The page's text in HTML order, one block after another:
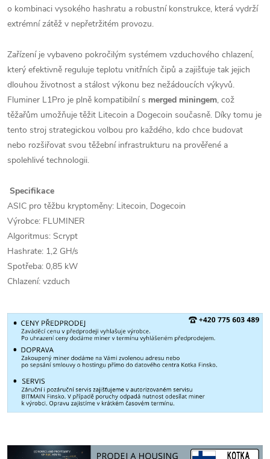
o kombinaci vysokého hashratu a robustní konstrukce, která vydrží
extrémní zátěž v nepřetržitém provozu.
Zařízení je vybaveno pokročilým systémem vzduchového chlazení,
který efektivně reguluje teplotu vnitřních čipů a zajišťuje tak jejich
dlouhou životnost a stálost výkonu bez nežádoucích výkyvů.
Fluminer L1Pro je plně kompatibilní s merged miningem, což
těžařům umožňuje těžit Litecoin a Dogecoin současně. Díky tomu je
tento stroj strategickou volbou pro každého, kdo chce budovat
nebo rozšiřovat svou těžební infrastrukturu na prověřené a
spolehlivé technologii.
Specifikace
ASIC pro těžbu kryptoměny: Litecoin, Dogecoin
Výrobce: FLUMINER
Algoritmus: Scrypt
Hashrate: 1,2 GH/s
Spotřeba: 0,85 kW
Chlazení: vzduch